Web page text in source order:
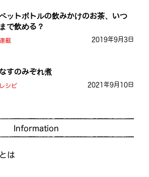
ットボトルの飲みかけのお茶、いつ
まで飲める？
載 2019年9月3日
なすのみぞれ煮
レシピ 2021年9月10日
Information
は